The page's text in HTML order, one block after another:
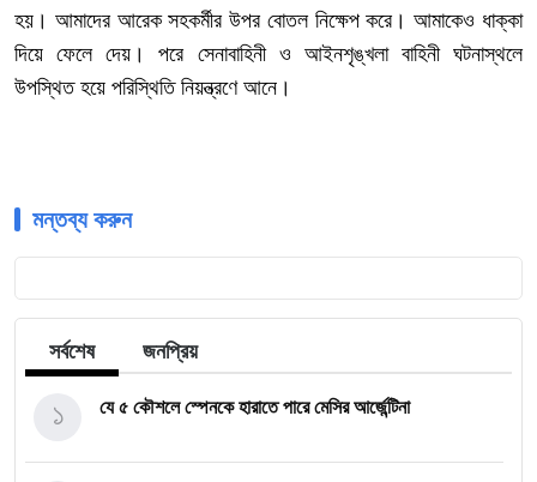
হয়। আমাদের আরেক সহকর্মীর উপর বোতল নিক্ষেপ করে। আমাকেও ধাক্কা
দিয়ে ফেলে দেয়। পরে সেনাবাহিনী ও আইনশৃঙ্খলা বাহিনী ঘটনাস্থলে
উপস্থিত হয়ে পরিস্থিতি নিয়ন্ত্রণে আনে।
মন্তব্য করুন
সর্বশেষ জনপ্রিয়
যে ৫ কৌশলে স্পেনকে হারাতে পারে মেসির আর্জেন্টিনা
১